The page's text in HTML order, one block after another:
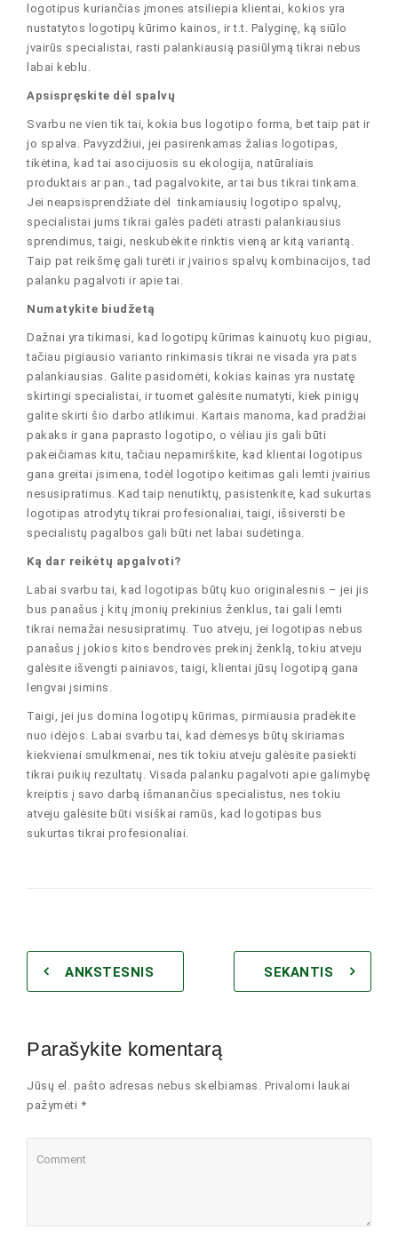
logotipus kuriančias įmones atsiliepia klientai, kokios yra
nustatytos logotipų kūrimo kainos, ir t.t. Palyginę, ką siūlo
įvairūs specialistai, rasti palankiausią pasiūlymą tikrai nebus
labai keblu.
Apsispręskite dėl spalvų
Svarbu ne vien tik tai, kokia bus logotipo forma, bet taip pat ir
jo spalva. Pavyzdžiui, jei pasirenkamas žalias logotipas,
tikėtina, kad tai asocijuosis su ekologija, natūraliais
produktais ar pan., tad pagalvokite, ar tai bus tikrai tinkama.
Jei neapsisprendžiate dėl tinkamiausių logotipo spalvų,
specialistai jums tikrai galės padėti atrasti palankiausius
sprendimus, taigi, neskubėkite rinktis vieną ar kitą variantą.
Taip pat reikšmę gali turėti ir įvairios spalvų kombinacijos, tad
palanku pagalvoti ir apie tai.
Numatykite biudžetą
Dažnai yra tikimasi, kad logotipų kūrimas kainuotų kuo pigiau,
tačiau pigiausio varianto rinkimasis tikrai ne visada yra pats
palankiausias. Galite pasidomėti, kokias kainas yra nustatę
skirtingi specialistai, ir tuomet galėsite numatyti, kiek pinigų
galite skirti šio darbo atlikimui. Kartais manoma, kad pradžiai
pakaks ir gana paprasto logotipo, o vėliau jis gali būti
pakeičiamas kitu, tačiau nepamirškite, kad klientai logotipus
gana greitai įsimena, todėl logotipo keitimas gali lemti įvairius
nesusipratimus. Kad taip nenutiktų, pasistenkite, kad sukurtas
logotipas atrodytų tikrai profesionaliai, taigi, išsiversti be
specialistų pagalbos gali būti net labai sudėtinga.
Ką dar reikėtų apgalvoti?
Labai svarbu tai, kad logotipas būtų kuo originalesnis – jei jis
bus panašus į kitų įmonių prekinius ženklus, tai gali lemti
tikrai nemažai nesusipratimų. Tuo atveju, jei logotipas nebus
panašus į jokios kitos bendrovės prekinį ženklą, tokiu atveju
galėsite išvengti painiavos, taigi, klientai jūsų logotipą gana
lengvai įsimins.
Taigi, jei jus domina logotipų kūrimas, pirmiausia pradėkite
nuo idėjos. Labai svarbu tai, kad dėmesys būtų skiriamas
kiekvienai smulkmenai, nes tik tokiu atveju galėsite pasiekti
tikrai puikių rezultatų. Visada palanku pagalvoti apie galimybę
kreiptis į savo darbą išmanančius specialistus, nes tokiu
atveju galėsite būti visiškai ramūs, kad logotipas bus
sukurtas tikrai profesionaliai.
ANKSTESNIS SEKANTIS
Parašykite komentarą
Jūsų el. pašto adresas nebus skelbiamas. Privalomi laukai
pažymėti *